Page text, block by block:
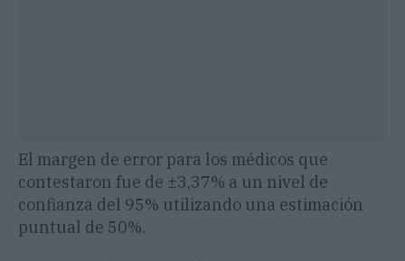
El margen de error para los médicos que
contestaron fue de ±3,37% a un nivel de
confianza del 95% utilizando una estimación
puntual de 50%.